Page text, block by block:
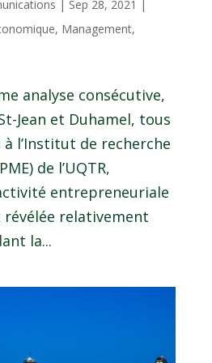
Sep 28, 2021
, Management,
analyse consécutive,
Jean et Duhamel, tous
l’Institut de recherche
de l’UQTR,
entrepreneuriale
révélée relativement
la...